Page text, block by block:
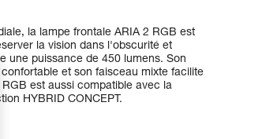
la lampe frontale ARIA 2 RGB est
la vision dans l'obscurité et
une puissance de 450 lumens. Son
et son faisceau mixte facilite
est aussi compatible avec la
HYBRID CONCEPT.